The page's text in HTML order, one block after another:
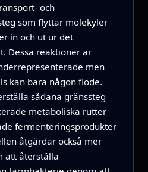
och
som flyttar molekyler
in och ut ur det
Dessa reaktioner är
men
kan bära någon flöde.
sådana gränssteg
metaboliska rutter
fermenteringsprodukter
åtgärdar också mer
att återställa